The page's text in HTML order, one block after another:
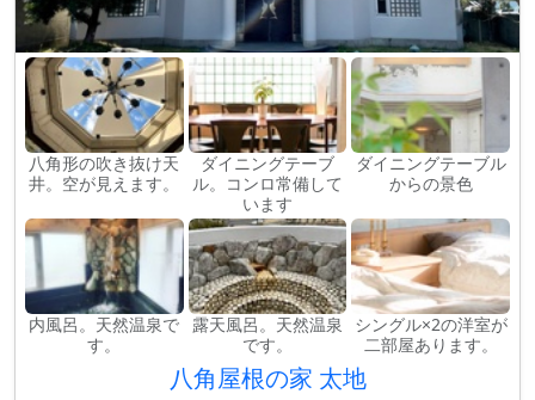
八角形の吹き抜け天
井。空が見えます。
ダイニングテーブ
ル。コンロ常備して
います
ダイニングテーブル
からの景色
内風呂。天然温泉で
す。
露天風呂。天然温泉
です。
シングル×2の洋室が
二部屋あります。
八角屋根の家 太地